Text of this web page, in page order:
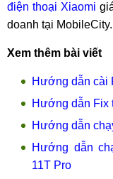
điện thoại Xiaomi
doanh tại MobileCity.
Xem thêm bài viết
Hướng dẫn cài
Hướng dẫn Fix
Hướng dẫn
Hướng dẫn
11T Pro